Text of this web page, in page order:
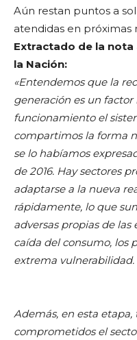
Aún restan puntos a
atendidas en próximas
Extractado de la nota
la Nación:
«Entendemos que la
generación es un
funcionamiento el
compartimos la forma
se lo habíamos
de 2016. Hay sectores
adaptarse a la nueva
rápidamente, lo que
adversas propias de
caída del consumo, los
extrema vulnerabilidad.
Además, en esta
comprometidos el